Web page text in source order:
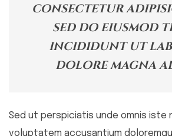
consectetur
sed do eiusmod
incididunt ut
dolore magna
Sed ut perspiciatis unde omnis iste
voluptatem accusantium